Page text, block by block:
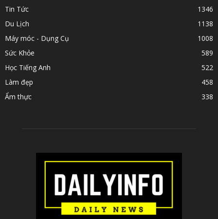
Tin Tức
1346
Du Lịch
1138
Máy móc - Dụng Cụ
1008
Sức Khỏe
589
Học Tiếng Anh
522
Làm đẹp
458
Ẩm thực
338